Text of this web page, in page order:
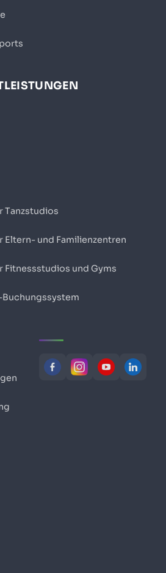
Tanzstudios
Eltern- und Familienzentren
Fitnessstudios und Gyms